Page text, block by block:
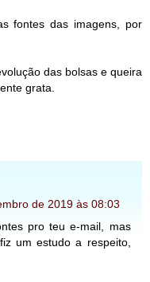
fontes das imagens, por
das bolsas e queira
grata.
de 2019 às 08:03
pro teu e-mail, mas
um estudo a respeito,